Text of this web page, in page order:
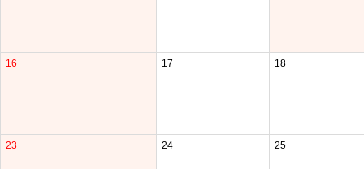
16 17 18
23 24 25